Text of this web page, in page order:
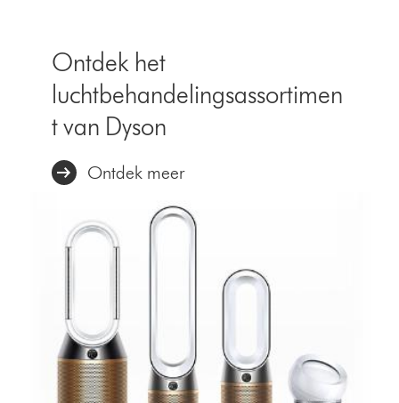
Ontdek het
luchtbehandelingsassortimen
t van Dyson
Ontdek meer